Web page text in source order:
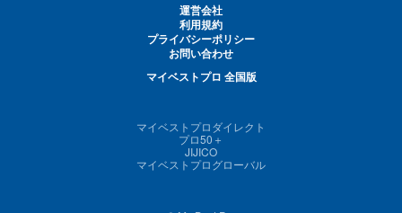
運営会社
利用規約
プライバシーポリシー
お問い合わせ
マイベストプロ 全国版
マイベストプロダイレクト
プロ50＋
JIJICO
マイベストプログローバル